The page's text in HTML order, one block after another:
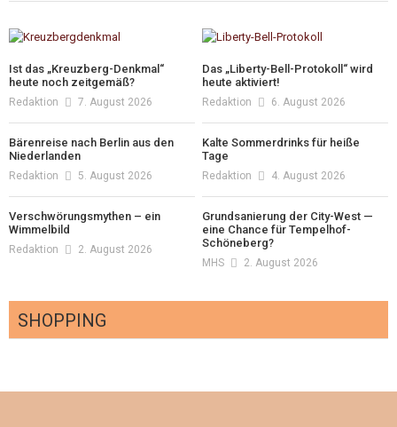
Ist das „Kreuzberg-Denkmal“
heute noch zeitgemäß?
Redaktion 7. August 2026
Das „Liberty-Bell-Protokoll“ wird
heute aktiviert!
Redaktion 6. August 2026
Bärenreise nach Berlin aus den
Niederlanden
Redaktion 5. August 2026
Kalte Sommerdrinks für heiße
Tage
Redaktion 4. August 2026
Verschwörungsmythen – ein
Wimmelbild
Redaktion 2. August 2026
Grundsanierung der City-West —
eine Chance für Tempelhof-
Schöneberg?
MHS 2. August 2026
SHOPPING